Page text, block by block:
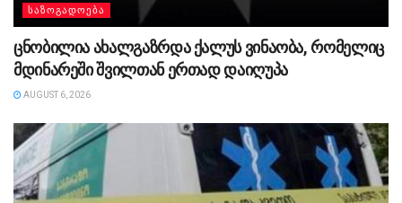
ᲡᲐᲖᲝᲒᲐᲓᲝᲔᲑᲐ
ცნობილია ახალგაზრდა ქალუს ვინაობა, რომელიც
მდინარეში შვილთან ერთად დაიღუპა
AUGUST 6, 2026